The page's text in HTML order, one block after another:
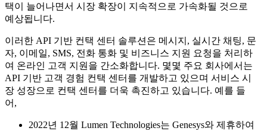
택이 늘어나면서 시장 확장이 지속적으로 가속화될 것으로
예상됩니다.
이러한 API 기반 컨택 센터 솔루션은 메시지, 실시간 채팅, 문
자, 이메일, SMS, 전화 통화 및 비즈니스 지원 요청을 처리하
여 온라인 고객 지원을 간소화합니다. 몇몇 주요 회사에서는
API 기반 고객 경험 컨택 센터를 개발하고 있으며 서비스 시
장 성장으로 컨택 센터를 더욱 촉진하고 있습니다. 예를 들
어,
2022년 12월 Lumen Technologies는 Genesys와 제휴하여